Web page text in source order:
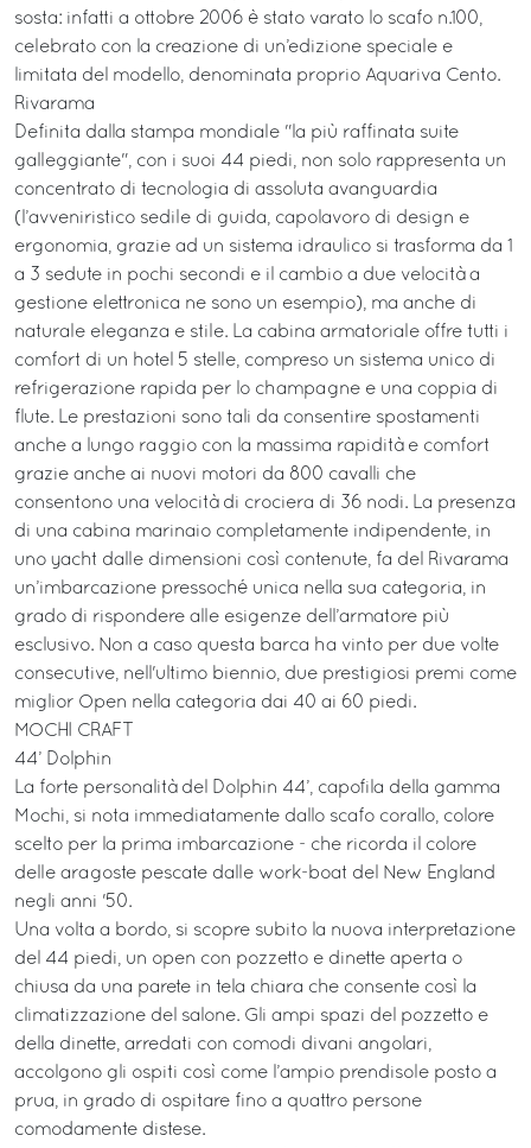
sosta: infatti a ottobre 2006 è stato varato lo scafo n.100,
celebrato con la creazione di un’edizione speciale e
limitata del modello, denominata proprio Aquariva Cento.
Rivarama
Definita dalla stampa mondiale "la più raffinata suite
galleggiante", con i suoi 44 piedi, non solo rappresenta un
concentrato di tecnologia di assoluta avanguardia
(l’avveniristico sedile di guida, capolavoro di design e
ergonomia, grazie ad un sistema idraulico si trasforma da 1
a 3 sedute in pochi secondi e il cambio a due velocità a
gestione elettronica ne sono un esempio), ma anche di
naturale eleganza e stile. La cabina armatoriale offre tutti i
comfort di un hotel 5 stelle, compreso un sistema unico di
refrigerazione rapida per lo champagne e una coppia di
flute. Le prestazioni sono tali da consentire spostamenti
anche a lungo raggio con la massima rapidità e comfort
grazie anche ai nuovi motori da 800 cavalli che
consentono una velocità di crociera di 36 nodi. La presenza
di una cabina marinaio completamente indipendente, in
uno yacht dalle dimensioni così contenute, fa del Rivarama
un’imbarcazione pressoché unica nella sua categoria, in
grado di rispondere alle esigenze dell’armatore più
esclusivo. Non a caso questa barca ha vinto per due volte
consecutive, nell'ultimo biennio, due prestigiosi premi come
miglior Open nella categoria dai 40 ai 60 piedi.
MOCHI CRAFT
44’ Dolphin
La forte personalità del Dolphin 44’, capofila della gamma
Mochi, si nota immediatamente dallo scafo corallo, colore
scelto per la prima imbarcazione - che ricorda il colore
delle aragoste pescate dalle work-boat del New England
negli anni '50.
Una volta a bordo, si scopre subito la nuova interpretazione
del 44 piedi, un open con pozzetto e dinette aperta o
chiusa da una parete in tela chiara che consente così la
climatizzazione del salone. Gli ampi spazi del pozzetto e
della dinette, arredati con comodi divani angolari,
accolgono gli ospiti così come l’ampio prendisole posto a
prua, in grado di ospitare fino a quattro persone
comodamente distese.